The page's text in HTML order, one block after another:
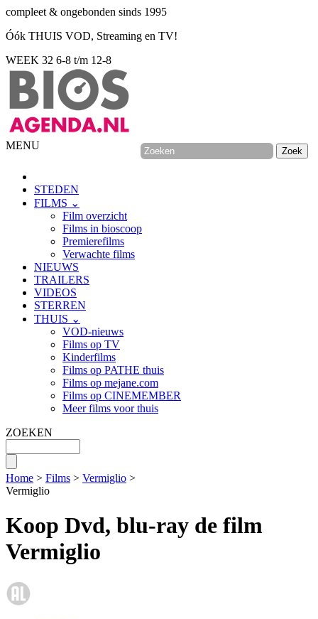
compleet & ongebonden sinds 1995
Óók THUIS VOD, Streaming en TV!
WEEK 32 6-8 t/m 12-8
MENU
STEDEN
FILMS ⌄
Film overzicht
Films in bioscoop
Premierefilms
Verwachte films
NIEUWS
TRAILERS
VIDEOS
STERREN
THUIS ⌄
VOD-nieuws
Films op TV
Kinderfilms
Films op PATHE thuis
Films op mejane.com
Films op CINEMEMBER
Meer films voor thuis
ZOEKEN
Home > Films > Vermiglio >
Vermiglio
Koop Dvd, blu-ray de film
Vermiglio